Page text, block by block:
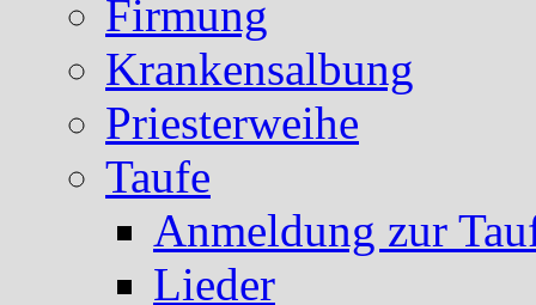
Firmung
Krankensalbung
Priesterweihe
Taufe
Anmeldung zur
Lieder